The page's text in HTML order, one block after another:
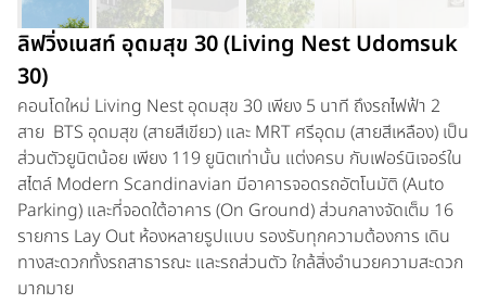
ลิฟวิ่งเนสท์ อุดมสุข 30 (Living Nest Udomsuk
30)
คอนโดใหม่ Living Nest อุดมสุข 30 เพียง 5 นาที ถึงรถไฟฟ้า 2
สาย BTS อุดมสุข (สายสีเขียว) และ MRT ศรีอุดม (สายสีเหลือง) เป็น
ส่วนตัวยูนิตน้อย เพียง 119 ยูนิตเท่านั้น แต่งครบ กับเฟอร์นิเจอร์ใน
สไตล์ Modern Scandinavian มีอาคารจอดรถอัตโนมัติ (Auto
Parking) และที่จอดใต้อาคาร (On Ground) ส่วนกลางจัดเต็ม 16
รายการ Lay Out ห้องหลายรูปแบบ รองรับทุกความต้องการ เดิน
ทางสะดวกทั้งรถสาธารณะ และรถส่วนตัว ใกล้สิ่งอำนวยความสะดวก
มากมาย